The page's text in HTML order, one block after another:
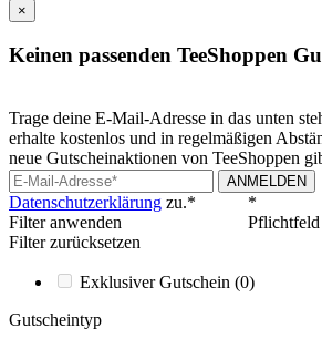
×
Keinen passenden TeeShoppen
Trage deine E-Mail-Adresse in das unten
erhalte kostenlos und in regelmäßigen
neue Gutscheinaktionen von TeeShoppen
ANMELDEN
Datenschutzerklärung zu.*
*
Pflichtfeld
Filter anwenden
Filter zurücksetzen
Exklusiver Gutschein (0)
Gutscheintyp